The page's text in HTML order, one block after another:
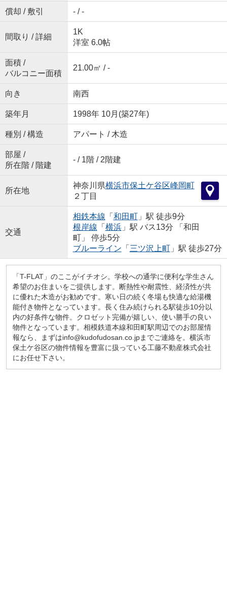
償却 / 敷引 - / -
間取り / 詳細
1K
洋室 6.0帖
面積 /
バルコニー面積
21.00㎡ / -
向き 南西
築年月 1998年 10月(築27年)
種別 / 構造 アパート / 木造
部屋 /
所在階 / 階建
- / 1階 / 2階建
所在地
神奈川県横浜市保土ケ谷区峰岡町
２丁目
交通
相鉄本線 「 和田町」駅 徒歩9分
根岸線 「 横浜」駅 バス13分 「和田
町」 停歩5分
ブルーライン 「 三ツ沢上町」駅 徒歩27分
「T-FLAT」のここがイチオシ。学校への通学に便利な学生さん
希望のお住まいをご提供します。断熱性や耐震性、経済性が共
に優れた木造がお勧めです。寒い日の続く冬場も快適な給湯機
能付き物件となっています。長く住み続けられる駅徒歩10分以
内の好条件な物件。クロゼット完備が嬉しい、使い勝手の良い
物件となっています。相模鉄道本線和田町駅周辺でのお部屋情
報なら、まずはinfo@kudofudosan.co.jpまでご連絡を。横浜市
保土ケ谷区の物件情報を豊富に扱っている工藤不動産株式会社
にお任せ下さい。